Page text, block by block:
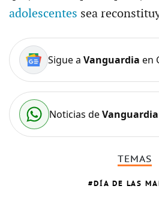
adolescentes sea
Sigue a Vanguardia en
Noticias deVanguardia
TEMAS
DÍA DE LAS